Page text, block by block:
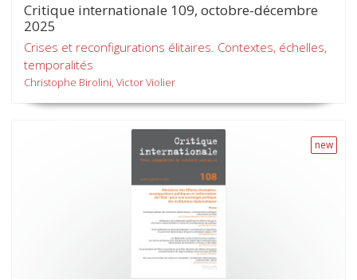
Critique internationale 109, octobre-décembre
2025
Crises et reconfigurations élitaires. Contextes, échelles,
temporalités
Christophe Birolini, Victor Violier
new